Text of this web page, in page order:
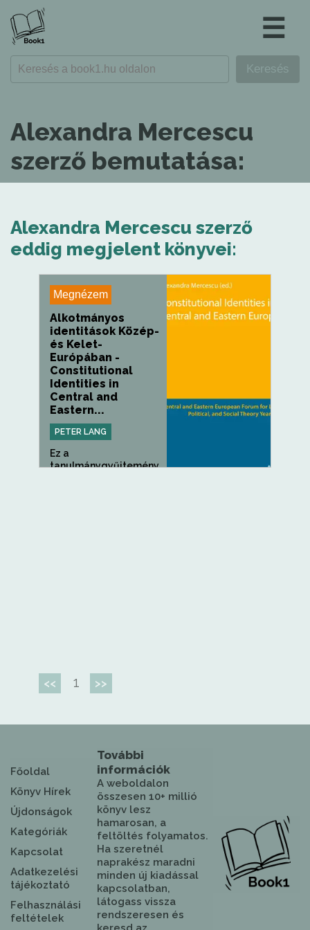
☰
Alexandra Mercescu
szerző bemutatása:
Alexandra Mercescu szerző
eddig megjelent könyvei:
Megnézem
Alkotmányos
identitások Közép-
és Kelet-
Európában -
Constitutional
Identities in
Central and
Eastern...
PETER LANG
Ez a
tanulmánygyűjtemény
<< 1 >>
Főoldal
Könyv Hírek
Újdonságok
Kategóriák
Kapcsolat
Adatkezelési
tájékoztató
Felhasználási
feltételek
További
információk
A weboldalon
összesen 10+ millió
könyv lesz
hamarosan, a
feltöltés folyamatos.
Ha szeretnél
naprakész maradni
minden új kiadással
kapcsolatban,
látogass vissza
rendszeresen és